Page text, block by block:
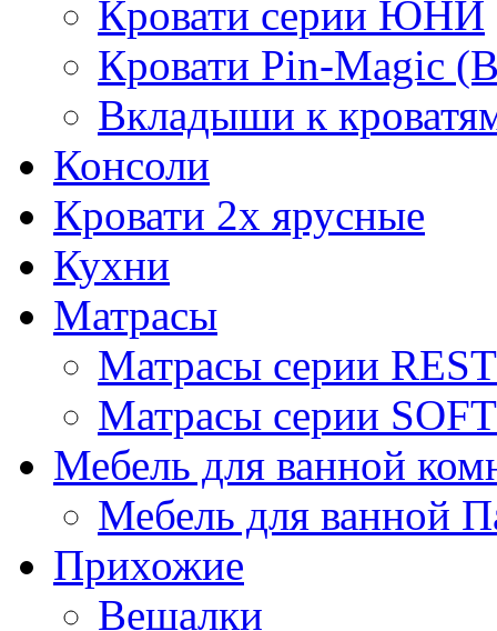
Кровати серии ЮНИ
Кровати Pin-Magic
Вкладыши к
Консоли
Кровати 2х ярусные
Кухни
Матрасы
Матрасы серии REST
Матрасы серии SOFT
Мебель для ванной
Мебель для ванной
Прихожие
Вешалки